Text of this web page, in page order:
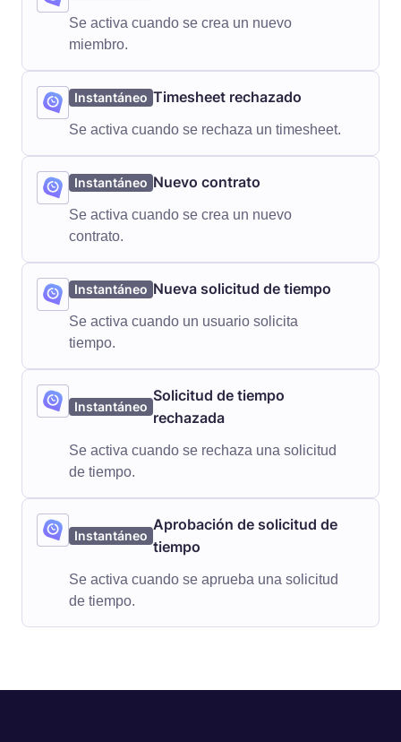
Se activa cuando se crea un nuevo
miembro.
Instantáneo Timesheet rechazado
Se activa cuando se rechaza un timesheet.
Instantáneo Nuevo contrato
Se activa cuando se crea un nuevo
contrato.
Instantáneo Nueva solicitud de tiempo
Se activa cuando un usuario solicita
tiempo.
Instantáneo
Solicitud de tiempo
rechazada
Se activa cuando se rechaza una solicitud
de tiempo.
Instantáneo
Aprobación de solicitud de
tiempo
Se activa cuando se aprueba una solicitud
de tiempo.